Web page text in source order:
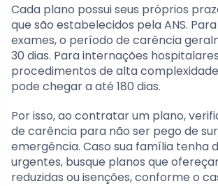
Cada plano possui seus próprios
que são estabelecidos pela ANS.
exames, o período de carência
30 dias. Para internações
procedimentos de alta
pode chegar a até 180 dias.
Por isso, ao contratar um plano,
de carência para não ser pego de
emergência. Caso sua família tenha
urgentes, busque planos que
reduzidas ou isenções, conforme o